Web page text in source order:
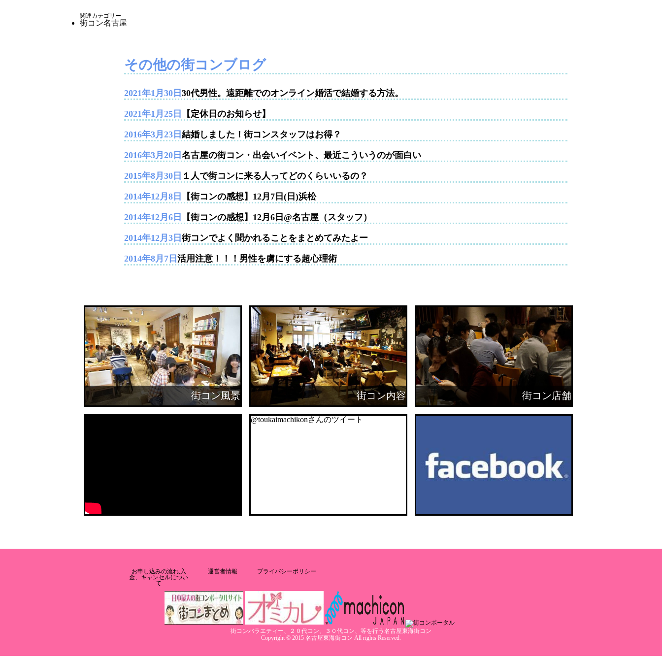
関連カテゴリー
街コン名古屋
その他の街コンブログ
2021年1月30日 30代男性。遠距離でのオンライン婚活で結婚する方法。
2021年1月25日 【定休日のお知らせ】
2016年3月23日 結婚しました！街コンスタッフはお得？
2016年3月20日 名古屋の街コン・出会いイベント、最近こういうのが面白い
2015年8月30日 １人で街コンに来る人ってどのくらいいるの？
2014年12月8日 【街コンの感想】12月7日(日)浜松
2014年12月6日 【街コンの感想】12月6日@名古屋（スタッフ）
2014年12月3日 街コンでよく聞かれることをまとめてみたよー
2014年8月7日 活用注意！！！男性を虜にする超心理術
街コン風景 街コン内容 街コン店舗
@toukaimachikonさんのツイート
お申し込みの流れ,入
金、キャンセルについ
て
運営者情報 プライバシーポリシー
街コンバラエティー、２０代コン、３０代コン、等を行う名古屋東海街コン
Copyright © 2015 名古屋東海街コン All rights Reserved.